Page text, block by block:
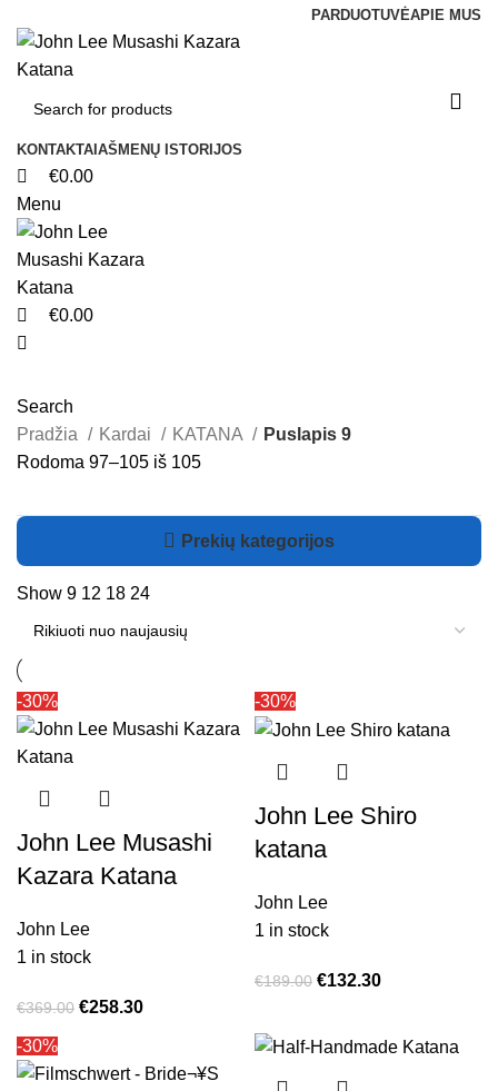
PARDUOTUVĖAPIE MUS
KONTAKTAI AŠMENŲ ISTORIJOS
€0.00
Menu
€0.00
Search
Pradžia
Kardai KATANA
Puslapis 9
Rodoma 97–105 iš 105
Prekių kategorijos
Show 9 12 18 24
-30%
John Lee Musashi
Kazara Katana
John Lee
1 in stock
€369.00 €258.30
-30%
John Lee Shiro
katana
John Lee
1 in stock
€189.00 €132.30
-30%